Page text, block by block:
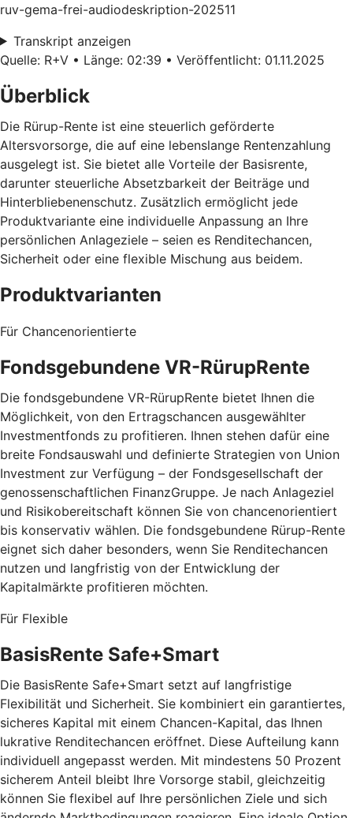
ruv-gema-frei-audiodeskription-202511
Transkript anzeigen
Quelle: R+V • Länge: 02:39 • Veröffentlicht: 01.11.2025
Überblick
Die Rürup-Rente ist eine steuerlich geförderte
Altersvorsorge, die auf eine lebenslange Rentenzahlung
ausgelegt ist. Sie bietet alle Vorteile der Basisrente,
darunter steuerliche Absetzbarkeit der Beiträge und
Hinterbliebenenschutz. Zusätzlich ermöglicht jede
Produktvariante eine individuelle Anpassung an Ihre
persönlichen Anlageziele – seien es Renditechancen,
Sicherheit oder eine flexible Mischung aus beidem.
Produktvarianten
Für Chancenorientierte
Fondsgebundene VR-RürupRente
Die fondsgebundene VR-RürupRente bietet Ihnen die
Möglichkeit, von den Ertragschancen ausgewählter
Investmentfonds zu profitieren. Ihnen stehen dafür eine
breite Fondsauswahl und definierte Strategien von Union
Investment zur Verfügung – der Fondsgesellschaft der
genossenschaftlichen FinanzGruppe. Je nach Anlageziel
und Risikobereitschaft können Sie von chancenorientiert
bis konservativ wählen. Die fondsgebundene Rürup-Rente
eignet sich daher besonders, wenn Sie Renditechancen
nutzen und langfristig von der Entwicklung der
Kapitalmärkte profitieren möchten.
Für Flexible
BasisRente Safe+Smart
Die BasisRente Safe+Smart setzt auf langfristige
Flexibilität und Sicherheit. Sie kombiniert ein garantiertes,
sicheres Kapital mit einem Chancen-Kapital, das Ihnen
lukrative Renditechancen eröffnet. Diese Aufteilung kann
individuell angepasst werden. Mit mindestens 50 Prozent
sicherem Anteil bleibt Ihre Vorsorge stabil, gleichzeitig
können Sie flexibel auf Ihre persönlichen Ziele und sich